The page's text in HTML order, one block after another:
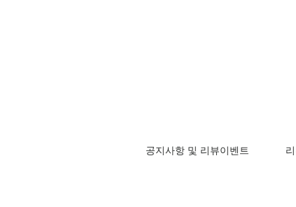
공지사항 및 리뷰이벤트